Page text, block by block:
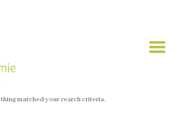
matched your search criteria.